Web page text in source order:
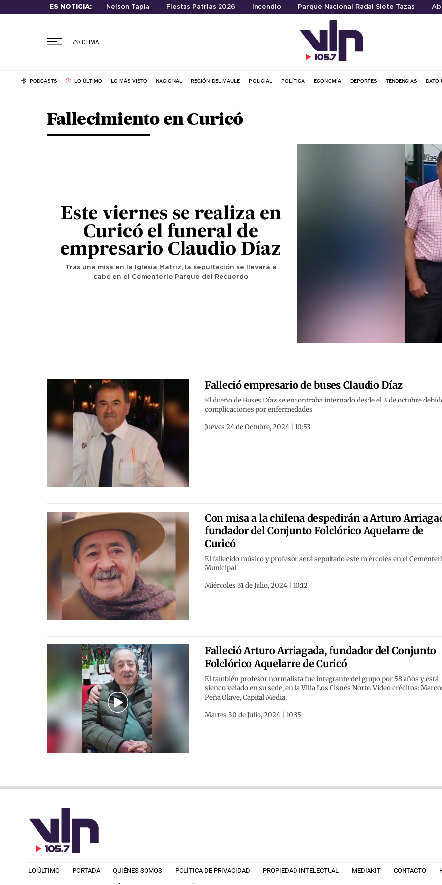
ES NOTICIA: Nelson Tapia Fiestas Patrias 2026 Incendio Parque Nacional Radal Siete Tazas
CLIMA
PODCASTS LO ÚLTIMO LO MÁS VISTO NACIONAL REGIÓN DEL MAULE POLICIAL POLÍTICA ECONOMÍA DEPORTES TENDENCIAS DATO
Fallecimiento en Curicó
Este viernes se realiza en
Curicó el funeral de
empresario Claudio Díaz
Tras una misa en la Iglesia Matriz, la sepultación se llevará a
cabo en el Cementerio Parque del Recuerdo
Falleció empresario de buses Claudio Díaz
El dueño de Buses Díaz se encontraba internado desde el 3 de octubre
complicaciones por enfermedades
Jueves 24 de Octubre, 2024 | 10:53
Con misa a la chilena despedirán a Arturo
fundador del Conjunto Folclórico Aquelarre de
Curicó
El fallecido músico y profesor será sepultado este miércoles en el
Municipal
Miércoles 31 de Julio, 2024 | 10:12
Falleció Arturo Arriagada, fundador del Conjunto
Folclórico Aquelarre de Curicó
El también profesor normalista fue integrante del grupo por 58 años y está
siendo velado en su sede, en la Villa Los Cisnes Norte. Vídeo créditos:
Peña Olave, Capital Media.
Martes 30 de Julio, 2024 | 10:35
LO ÚLTIMO PORTADA QUIÉNES SOMOS POLÍTICA DE PRIVACIDAD PROPIEDAD INTELECTUAL MEDIAKIT CONTACTO